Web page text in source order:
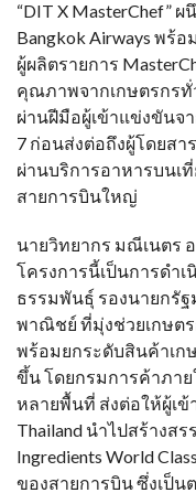
“DIT X MasterChef”
Bangkok Airways พร้
ผู้ผลิตรายการ
คุณภาพจากเกษตรกรทั่
ผ่านฝีมือผู้เข้าแข่งขันจ
7 ก่อนส่งต่อถึงผู้โดยสา
ผ่านบริการอาหารบนเ
สายการบินใหญ่
นายวิทยากร มณีเนตร
โครงการนี้เป็นการดำ
ธรรมพันธุ์ รองนายกรั
พาณิชย์ ที่มุ่งช่วยเกษต
พร้อมยกระดับสินค้าเ
ขึ้น โดยกรมการค้าภา
หลายพื้นที่ ส่งต่อให้ผู้เข้
Thailand นำไปสร้างส
Ingredients World
ของสายการบิน ซึ่งเป็น